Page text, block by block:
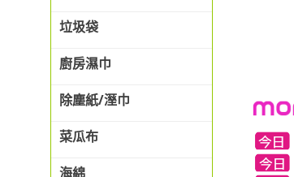
垃圾袋
廚房濕巾
除塵紙/溼巾
菜瓜布
海綿